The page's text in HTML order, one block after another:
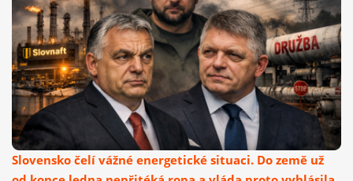
Slovensko čelí vážné energetické situaci. Do země už